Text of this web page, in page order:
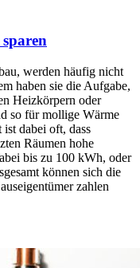
werden häufig nicht
haben sie die Aufgabe,
Heizkörpern oder
so für mollige Wärme
dabei oft, dass
Räumen hohe
bis zu 100 kWh, oder
können sich die
zahlen